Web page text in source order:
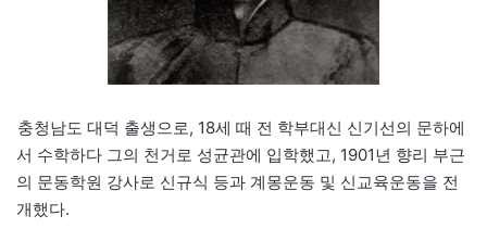
충청남도 대덕 출생으로, 18세 때 전 학부대신 신기선의 문하에
서 수학하다 그의 천거로 성균관에 입학했고, 1901년 향리 부근
의 문동학원 강사로 신규식 등과 계몽운동 및 신교육운동을 전
개했다.